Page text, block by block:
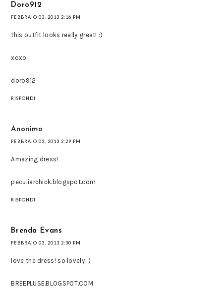
Doro912
FEBBRAIO 03, 2013 2:16 PM
this outfit looks really great! :)
xoxo
doro912
RISPONDI
Anonimo
FEBBRAIO 03, 2013 2:29 PM
Amazing dress!
peculiarchick.blogspot.com
RISPONDI
Brenda Evans
FEBBRAIO 03, 2013 2:30 PM
love the dress! so lovely :)
BREEPLUSE.BLOGSPOT.COM